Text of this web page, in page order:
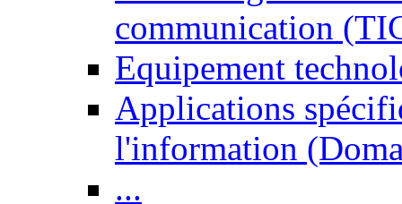
communication
Equipement
Applications
l'information
...